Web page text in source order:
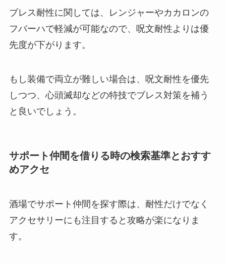
ブレス耐性に関しては、レンジャーやカカロンの
フバーハで軽減が可能なので、呪文耐性よりは優
先度が下がります。
もし装備で両立が難しい場合は、呪文耐性を優先
しつつ、心頭滅却などの特技でブレス対策を補う
と良いでしょう。
サポート仲間を借りる時の検索基準とおすす
めアクセ
酒場でサポート仲間を探す際は、耐性だけでなく
アクセサリーにも注目すると攻略が楽になりま
す。